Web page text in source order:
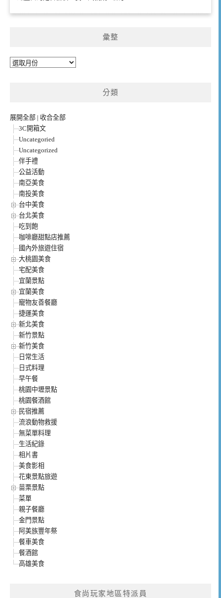
彙整
彙
分類
展開全部 | 收合全部
3C開箱文
Uncategoried
Uncategorized
伴手禮
公益活動
南亞美食
南投美食
台中美食
台北美食
吃到飽
咖啡廳甜點店推薦
國內外旅遊住宿
大桃園美食
宅配美食
宜蘭景點
宜蘭美食
寵物友善餐廳
捷運美食
新北美食
新竹景點
新竹美食
日常生活
日式料理
早午餐
桃園中壢景點
桃園餐酒館
民宿推薦
流浪動物救援
無菜單料理
生活紀錄
相片書
美食影相
花東景點旅遊
苗栗景點
菜單
親子餐廳
金門景點
阿美族豐年祭
餐車美食
餐酒館
高雄美食
食尚玩家地區特派員